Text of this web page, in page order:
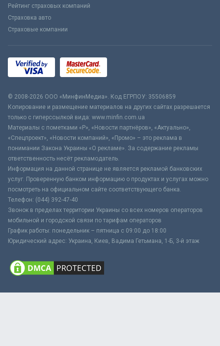
Рейтинг страховых компаний
Страховка авто
Страховые компании
© 2008-2026 ООО «МинфинМедиа». Код ЕГРПОУ: 35506859
Копирование и размещение материалов на других сайтах разрешается
только с гиперссылкой вида: www.minfin.com.ua
Материалы с пометками «Р», «Новости партнёров», «Актуально»,
«Спецпроект», «Новости компаний», «Промо» – это реклама в
понимании Закона Украины «О рекламе». За содержание рекламы
ответственность несёт рекламодатель.
Информация на данной странице не является рекламой банковских
услуг. Проверенную банком информацию о продуктах и услугах можно
посмотреть на официальном сайте соответствующего банка.
Телефон: (044) 392-47-40
Звонок в пределах территории Украины со всех номеров операторов
мобильной и городской связи по тарифам операторов
График работы: понедельник – пятница с 09:00 до 18:00
Юридический адрес: Украина, Киев, Вадима Гетьмана, 1-Б, 3-й этаж